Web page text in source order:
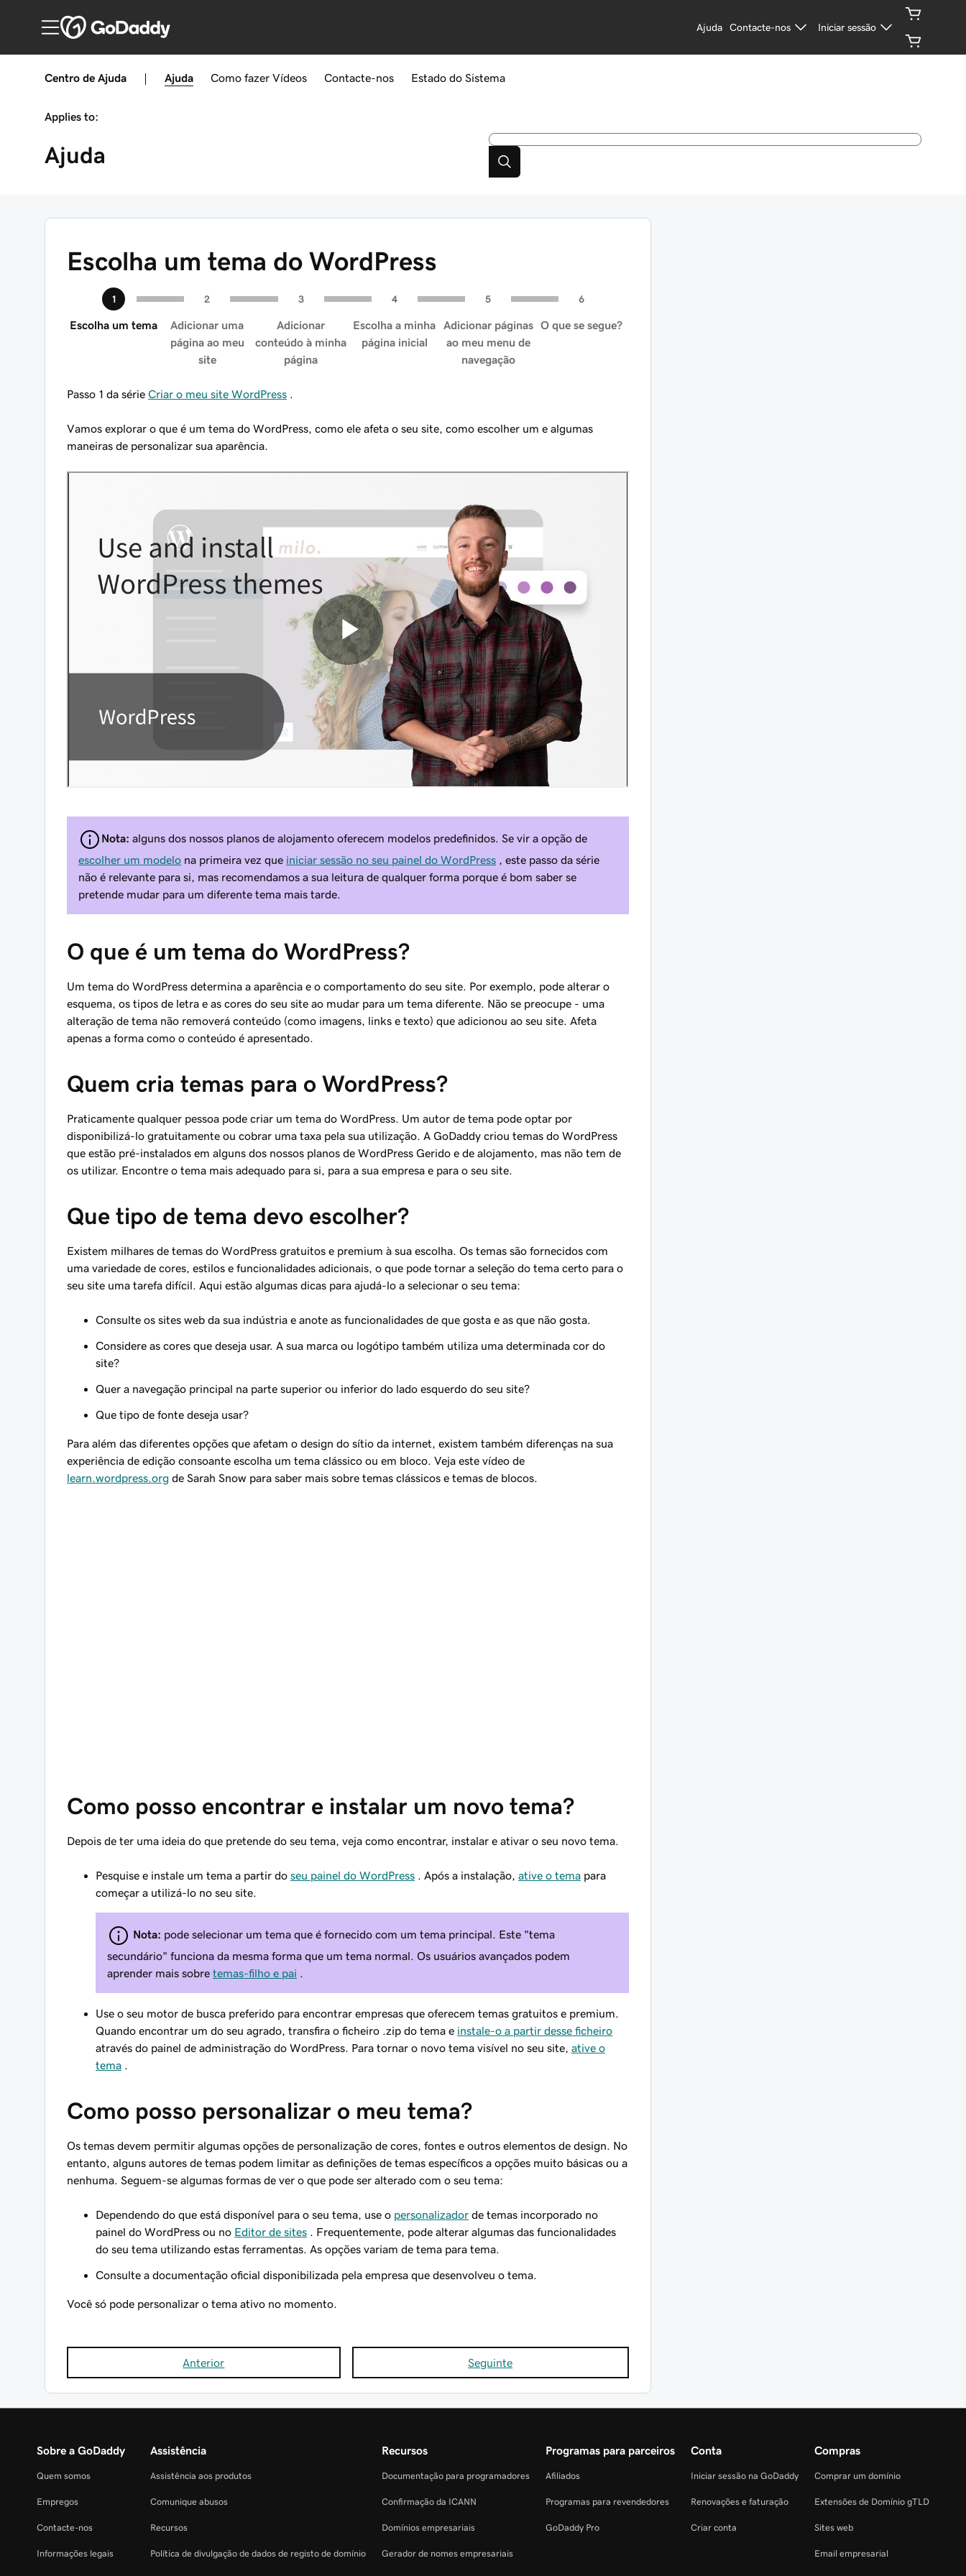
Ajuda Contacte-nos Iniciar sessão
Centro de Ajuda Ajuda Como fazer Vídeos Contacte-nos Estado do Sistema
Applies to:
Ajuda
Escolha um tema do WordPress
Escolha um tema
Adicionar uma
página ao meu
site
Adicionar
conteúdo à minha
página
Escolha a minha
página inicial
Adicionar páginas
ao meu menu de
navegação
O que se segue?
Passo 1 da série Criar o meu site WordPress
Vamos explorar o que é um tema do WordPress, como ele afeta o seu site, como escolher um e algumas
maneiras de personalizar sua aparência.
Nota: alguns dos nossos planos de alojamento oferecem modelos predefinidos. Se vir a opção de
escolher um modelo na primeira vez que iniciar sessão no seu painel do WordPress , este passo da série
não é relevante para si, mas recomendamos a sua leitura de qualquer forma porque é bom saber se
pretende mudar para um diferente tema mais tarde.
O que é um tema do WordPress?
Um tema do WordPress determina a aparência e o comportamento do seu site. Por exemplo, pode alterar o
esquema, os tipos de letra e as cores do seu site ao mudar para um tema diferente. Não se preocupe - uma
alteração de tema não removerá conteúdo (como imagens, links e texto) que adicionou ao seu site. Afeta
apenas a forma como o conteúdo é apresentado.
Quem cria temas para o WordPress?
Praticamente qualquer pessoa pode criar um tema do WordPress. Um autor de tema pode optar por
disponibilizá-lo gratuitamente ou cobrar uma taxa pela sua utilização. A GoDaddy criou temas do WordPress
que estão pré-instalados em alguns dos nossos planos de WordPress Gerido e de alojamento, mas não tem de
os utilizar. Encontre o tema mais adequado para si, para a sua empresa e para o seu site.
Que tipo de tema devo escolher?
Existem milhares de temas do WordPress gratuitos e premium à sua escolha. Os temas são fornecidos com
uma variedade de cores, estilos e funcionalidades adicionais, o que pode tornar a seleção do tema certo para o
seu site uma tarefa difícil. Aqui estão algumas dicas para ajudá-lo a selecionar o seu tema:
Consulte os sites web da sua indústria e anote as funcionalidades de que gosta e as que não gosta.
Considere as cores que deseja usar. A sua marca ou logótipo também utiliza uma determinada cor do
site?
Quer a navegação principal na parte superior ou inferior do lado esquerdo do seu site?
Que tipo de fonte deseja usar?
Para além das diferentes opções que afetam o design do sítio da internet, existem também diferenças na sua
experiência de edição consoante escolha um tema clássico ou em bloco. Veja este vídeo de
learn.wordpress.org de Sarah Snow para saber mais sobre temas clássicos e temas de blocos.
Como posso encontrar e instalar um novo tema?
Depois de ter uma ideia do que pretende do seu tema, veja como encontrar, instalar e ativar o seu novo tema.
Pesquise e instale um tema a partir do seu painel do WordPress . Após a instalação, ative o tema para
começar a utilizá-lo no seu site.
Nota: pode selecionar um tema que é fornecido com um tema principal. Este "tema
secundário" funciona da mesma forma que um tema normal. Os usuários avançados podem
aprender mais sobre temas-filho e pai
Use o seu motor de busca preferido para encontrar empresas que oferecem temas gratuitos e premium.
Quando encontrar um do seu agrado, transfira o ficheiro .zip do tema e instale-o a partir desse ficheiro
através do painel de administração do WordPress. Para tornar o novo tema visível no seu site, ative o
tema
Como posso personalizar o meu tema?
Os temas devem permitir algumas opções de personalização de cores, fontes e outros elementos de design. No
entanto, alguns autores de temas podem limitar as definições de temas específicos a opções muito básicas ou a
nenhuma. Seguem-se algumas formas de ver o que pode ser alterado com o seu tema:
Dependendo do que está disponível para o seu tema, use o personalizador de temas incorporado no
painel do WordPress ou no Editor de sites . Frequentemente, pode alterar algumas das funcionalidades
do seu tema utilizando estas ferramentas. As opções variam de tema para tema.
Consulte a documentação oficial disponibilizada pela empresa que desenvolveu o tema.
Você só pode personalizar o tema ativo no momento.
Anterior Seguinte
Sobre a GoDaddy
Quem somos
Empregos
Contacte-nos
Informações legais
Assistência
Assistência aos produtos
Comunique abusos
Recursos
Política de divulgação de dados de registo de domínio
Recursos
Documentação para programadores
Confirmação da ICANN
Domínios empresariais
Gerador de nomes empresariais
Programas para parceiros
Afiliados
Programas para revendedores
GoDaddy Pro
Conta
Iniciar sessão na GoDaddy
Renovações e faturação
Criar conta
Compras
Comprar um domínio
Extensões de Domínio gTLD
Sites web
Email empresarial